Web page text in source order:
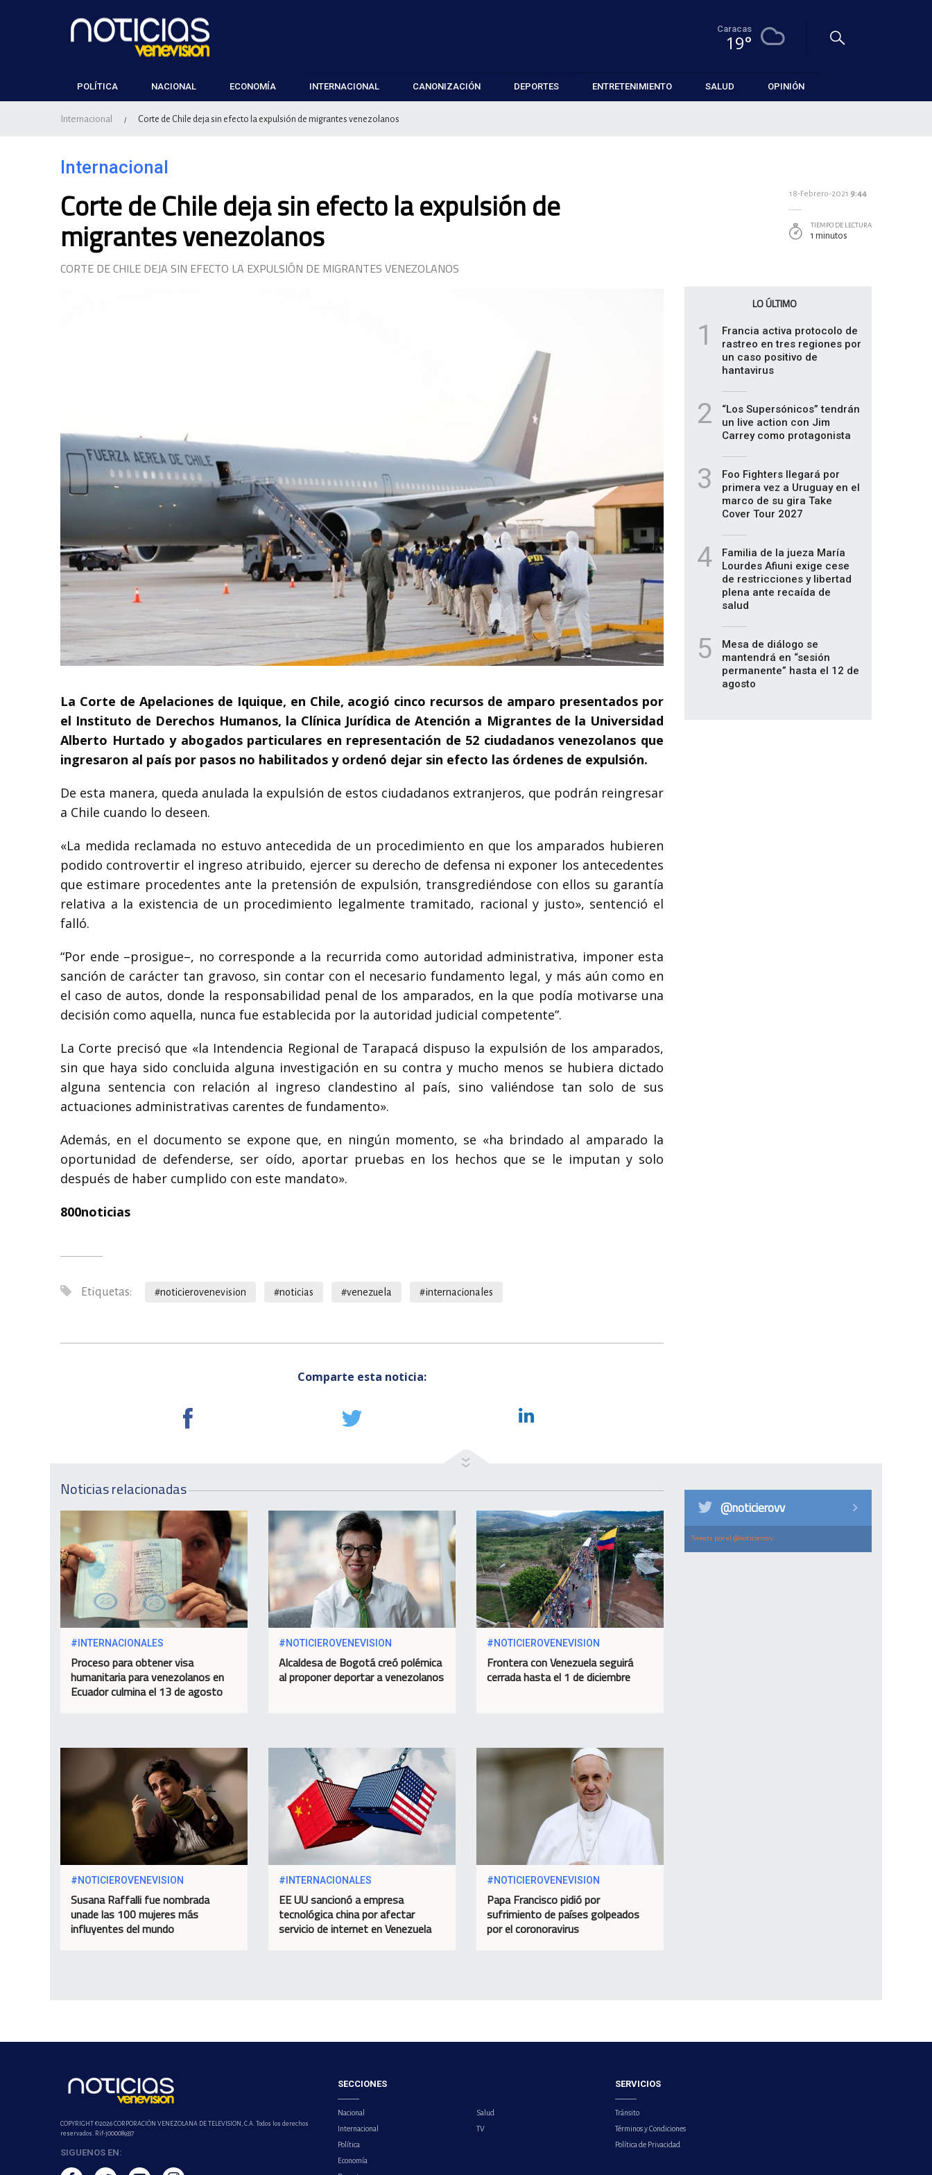
Caracas
19°
POLÍTICA NACIONAL ECONOMÍA INTERNACIONAL CANONIZACIÓN DEPORTES ENTRETENIMIENTO SALUD OPINIÓN
Internacional / Corte de Chile deja sin efecto la expulsión de migrantes venezolanos
Internacional
Corte de Chile deja sin efecto la expulsión de
migrantes venezolanos
CORTE DE CHILE DEJA SIN EFECTO LA EXPULSIÓN DE MIGRANTES VENEZOLANOS
La Corte de Apelaciones de Iquique, en Chile, acogió cinco recursos de amparo presentados por
el Instituto de Derechos Humanos, la Clínica Jurídica de Atención a Migrantes de la Universidad
Alberto Hurtado y abogados particulares en representación de 52 ciudadanos venezolanos que
ingresaron al país por pasos no habilitados y ordenó dejar sin efecto las órdenes de expulsión.
De esta manera, queda anulada la expulsión de estos ciudadanos extranjeros, que podrán reingresar
a Chile cuando lo deseen.
«La medida reclamada no estuvo antecedida de un procedimiento en que los amparados hubieren
podido controvertir el ingreso atribuido, ejercer su derecho de defensa ni exponer los antecedentes
que estimare procedentes ante la pretensión de expulsión, transgrediéndose con ellos su garantía
relativa a la existencia de un procedimiento legalmente tramitado, racional y justo», sentenció el
falló.
“Por ende –prosigue–, no corresponde a la recurrida como autoridad administrativa, imponer esta
sanción de carácter tan gravoso, sin contar con el necesario fundamento legal, y más aún como en
el caso de autos, donde la responsabilidad penal de los amparados, en la que podía motivarse una
decisión como aquella, nunca fue establecida por la autoridad judicial competente”.
La Corte precisó que «la Intendencia Regional de Tarapacá dispuso la expulsión de los amparados,
sin que haya sido concluida alguna investigación en su contra y mucho menos se hubiera dictado
alguna sentencia con relación al ingreso clandestino al país, sino valiéndose tan solo de sus
actuaciones administrativas carentes de fundamento».
Además, en el documento se expone que, en ningún momento, se «ha brindado al amparado la
oportunidad de defenderse, ser oído, aportar pruebas en los hechos que se le imputan y solo
después de haber cumplido con este mandato».
800noticias
Etiquetas: #noticierovenevision #noticias #venezuela #internacionales
Comparte esta noticia:
18-Febrero-2021 9:44
TIEMPO DE LECTURA
1 minutos
LO ÚLTIMO
1
Francia activa protocolo de
rastreo en tres regiones por
un caso positivo de
hantavirus
2
“Los Supersónicos” tendrán
un live action con Jim
Carrey como protagonista
3
Foo Fighters llegará por
primera vez a Uruguay en el
marco de su gira Take
Cover Tour 2027
4
Familia de la jueza María
Lourdes Afiuni exige cese
de restricciones y libertad
plena ante recaída de
salud
5
Mesa de diálogo se
mantendrá en “sesión
permanente” hasta el 12 de
agosto
Noticias relacionadas
#INTERNACIONALES
Proceso para obtener visa
humanitaria para venezolanos en
Ecuador culmina el 13 de agosto
#NOTICIEROVENEVISION
Alcaldesa de Bogotá creó polémica
al proponer deportar a venezolanos
#NOTICIEROVENEVISION
Frontera con Venezuela seguirá
cerrada hasta el 1 de diciembre
#NOTICIEROVENEVISION
Susana Raffalli fue nombrada
unade las 100 mujeres más
influyentes del mundo
#INTERNACIONALES
EE UU sancionó a empresa
tecnológica china por afectar
servicio de internet en Venezuela
#NOTICIEROVENEVISION
Papa Francisco pidió por
sufrimiento de países golpeados
por el coronoravirus
@noticierovv
Tweets por el @noticierovv.
COPYRIGHT ©2026 CORPORACIÓN VENEZOLANA DE TELEVISION, C.A. Todos los derechos
reservados. Rif-j000089337
SIGUENOS EN:
SECCIONES
Nacional
Internacional
Política
Economía
Salud
TV
SERVICIOS
Tránsito
Términos y Condiciones
Política de Privacidad